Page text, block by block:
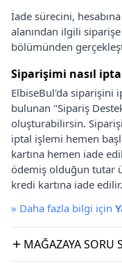
İade sürecini,
alanından ilgili
bölümünden
Siparişimi nasıl
ElbiseBul'da siparişini
bulunan "Sipariş
oluşturabilirsin.
iptal işlemi hemen
kartına hemen iade
ödemiş olduğun tutar
kredi kartına iade edilir.
» Daha fazla bilgi için
MAĞAZAYA SORU